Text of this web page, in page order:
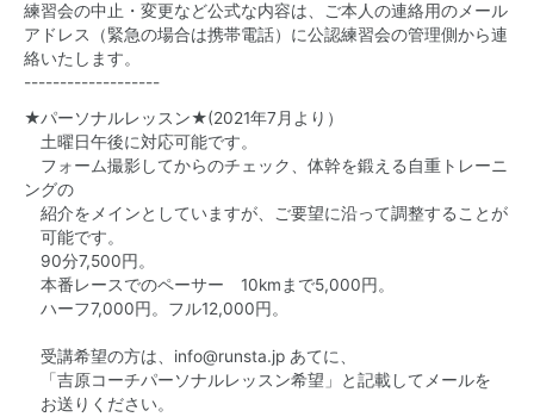
練習会の中止・変更など公式な内容は、ご本人の連絡用のメール
アドレス（緊急の場合は携帯電話）に公認練習会の管理側から連
絡いたします。
-------------------
★パーソナルレッスン★(2021年7月より）
土曜日午後に対応可能です。
フォーム撮影してからのチェック、体幹を鍛える自重トレーニ
ングの
紹介をメインとしていますが、ご要望に沿って調整することが
可能です。
90分7,500円。
本番レースでのペーサー 10kmまで5,000円。
ハーフ7,000円。フル12,000円。
受講希望の方は、 info@runsta.jp あてに、
「吉原コーチパーソナルレッスン希望」と記載してメールを
お送りください。